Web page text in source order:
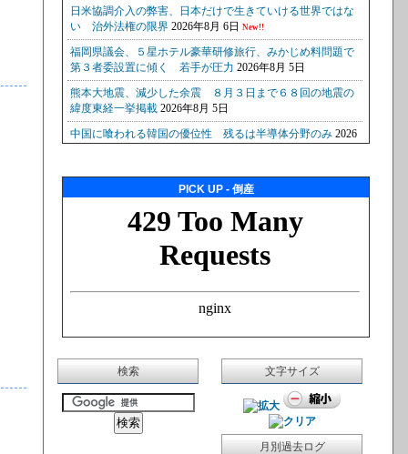
PICK UP - 倒産
検索 文字サイズ
月別過去ログ